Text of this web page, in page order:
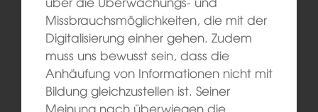
Missbrauchsmöglichkeiten, die mit der
Digitalisierung einher gehen. Zudem
muss uns bewusst sein, dass die
Anhäufung von Informationen nicht mit
Bildung gleichzustellen ist. Seiner
Meinung nach überwiegen die